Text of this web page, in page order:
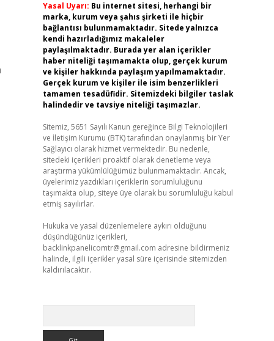
Yasal Uyarı: Bu internet sitesi, herhangi bir
marka, kurum veya şahıs şirketi ile hiçbir
bağlantısı bulunmamaktadır. Sitede yalnızca
kendi hazırladığımız makaleler
paylaşılmaktadır. Burada yer alan içerikler
haber niteliği taşımamakta olup, gerçek kurum
ve kişiler hakkında paylaşım yapılmamaktadır.
Gerçek kurum ve kişiler ile isim benzerlikleri
tamamen tesadüfidir. Sitemizdeki bilgiler taslak
halindedir ve tavsiye niteliği taşımazlar.
Sitemiz, 5651 Sayılı Kanun gereğince Bilgi Teknolojileri
ve İletişim Kurumu (BTK) tarafından onaylanmış bir Yer
Sağlayıcı olarak hizmet vermektedir. Bu nedenle,
sitedeki içerikleri proaktif olarak denetleme veya
araştırma yükümlülüğümüz bulunmamaktadır. Ancak,
üyelerimiz yazdıkları içeriklerin sorumluluğunu
taşımakta olup, siteye üye olarak bu sorumluluğu kabul
etmiş sayılırlar.
Hukuka ve yasal düzenlemelere aykırı olduğunu
düşündüğünüz içerikleri,
backlinkpanelicomtr@gmail.com adresine bildirmeniz
halinde, ilgili içerikler yasal süre içerisinde sitemizden
kaldırılacaktır.